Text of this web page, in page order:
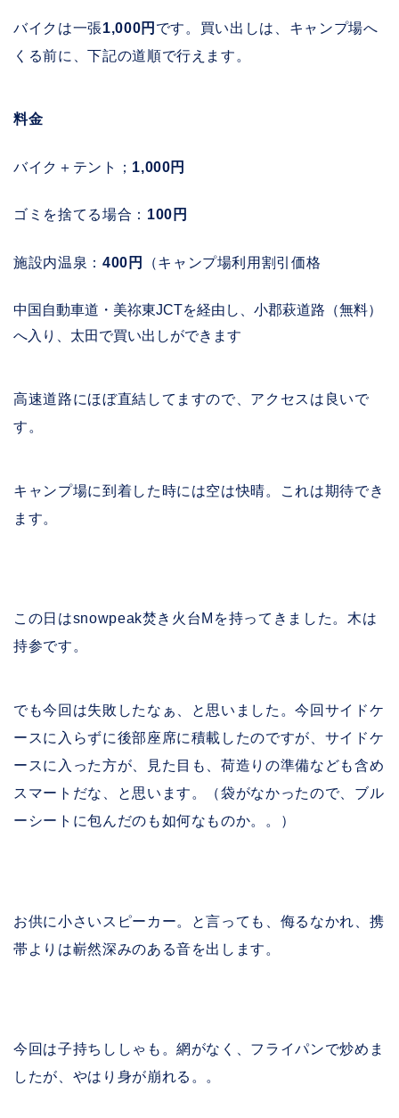
バイクは一張1,000円 です。買い出しは、キャンプ場へ
くる前に、下記の道順で行えます。
料金
バイク＋テント； 1,000円
ゴミを捨てる場合： 100円
施設内温泉： 400円 （キャンプ場利用割引価格
中国自動車道・美祢東JCTを経由し、小郡萩道路（無料）
へ入り、太田で買い出しができます
高速道路にほぼ直結してますので、アクセスは良いで
す。
キャンプ場に到着した時には空は快晴。これは期待でき
ます。
この日はsnowpeak焚き火台Mを持ってきました。木は
持参です。
でも今回は失敗したなぁ、と思いました。今回サイドケ
ースに入らずに後部座席に積載したのですが、サイドケ
ースに入った方が、見た目も、荷造りの準備なども含め
スマートだな、と思います。（袋がなかったので、ブル
ーシートに包んだのも如何なものか。。）
お供に小さいスピーカー。と言っても、侮るなかれ、携
帯よりは嶄然深みのある音を出します。
今回は子持ちししゃも。網がなく、フライパンで炒めま
したが、やはり身が崩れる。。